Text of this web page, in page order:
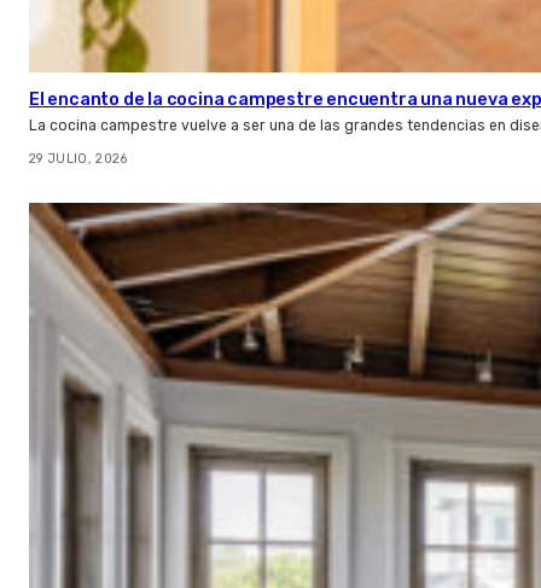
El encanto de la cocina campestre encuentra una nueva
La cocina campestre vuelve a ser una de las grandes tendencias en
29 JULIO, 2026